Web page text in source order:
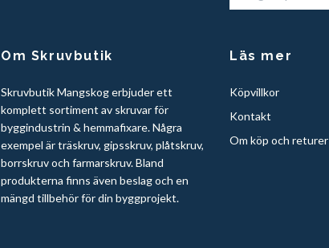
Om Skruvbutik
Skruvbutik Mangskog erbjuder ett
komplett sortiment av skruvar för
byggindustrin & hemmafixare. Några
exempel är träskruv, gipsskruv, plåtskruv,
borrskruv och farmarskruv. Bland
produkterna finns även beslag och en
mängd tillbehör för din byggprojekt.
Läs mer
Köpvillkor
Kontakt
Om köp och returer